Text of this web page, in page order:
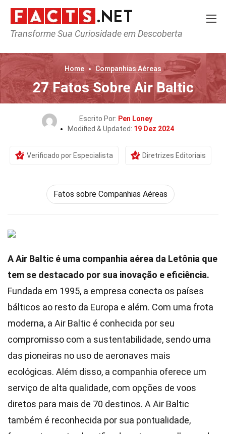
Transforme Sua Curiosidade em Descoberta
Home Companhias Aéreas
27 Fatos Sobre Air Baltic
Escrito Por: Pen Loney
Modified & Updated: 19 Dez 2024
Verificado por Especialista Diretrizes Editoriais
Fatos sobre Companhias Aéreas
A Air Baltic é uma companhia aérea da Letônia que
tem se destacado por sua inovação e eficiência.
Fundada em 1995, a empresa conecta os países
bálticos ao resto da Europa e além. Com uma frota
moderna, a Air Baltic é conhecida por seu
compromisso com a sustentabilidade, sendo uma
das pioneiras no uso de aeronaves mais
ecológicas. Além disso, a companhia oferece um
serviço de alta qualidade, com opções de voos
diretos para mais de 70 destinos. A Air Baltic
também é reconhecida por sua pontualidade,